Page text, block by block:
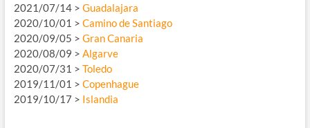
2021/07/14 > Guadalajara
2020/10/01 > Camino de Santiago
2020/09/05 > Gran Canaria
2020/08/09 > Algarve
2020/07/31 > Toledo
2019/11/01 > Copenhague
2019/10/17 > Islandia